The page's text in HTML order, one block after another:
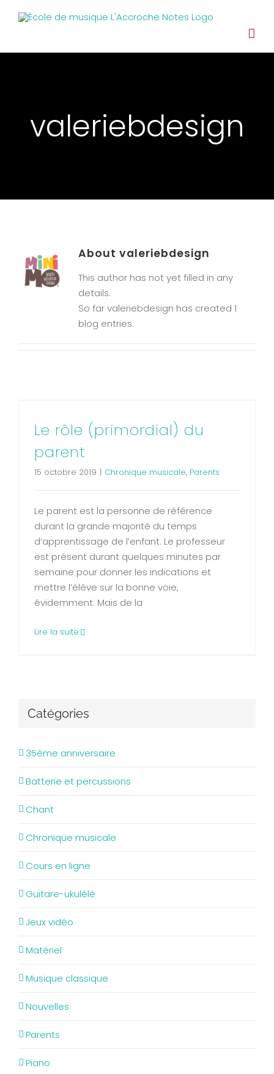
valeriebdesign
About valeriebdesign
This author has not yet filled in any
details.
So far valeriebdesign has created 1
blog entries.
Le rôle (primordial) du
parent
15 octobre 2019 | Chronique musicale, Parents
Le parent est la personne de référence
durant la grande majorité du temps
d’apprentissage de l’enfant. Le professeur
est présent durant quelques minutes par
semaine pour donner les indications et
mettre l’élève sur la bonne voie,
évidemment. Mais de la
Lire la suite
Catégories
35ème anniversaire
Batterie et percussions
Chant
Chronique musicale
Cours en ligne
Guitare-ukulélé
Jeux vidéo
Matériel
Musique classique
Nouvelles
Parents
Piano